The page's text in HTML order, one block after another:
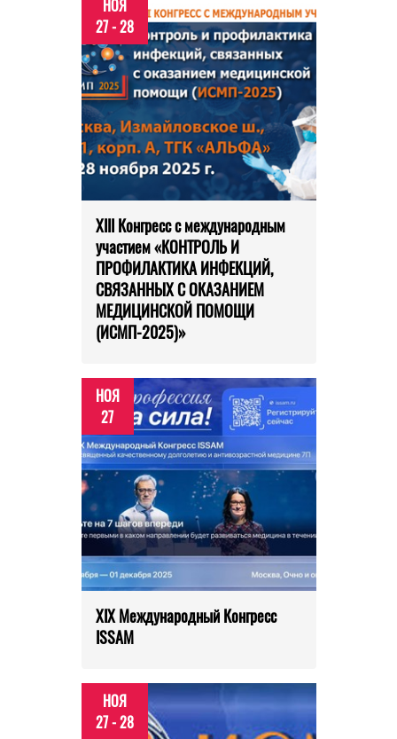
НОЯ
27 - 28
XIII Конгресс с международным
участием «КОНТРОЛЬ И
ПРОФИЛАКТИКА ИНФЕКЦИЙ,
СВЯЗАННЫХ С ОКАЗАНИЕМ
МЕДИЦИНСКОЙ ПОМОЩИ
(ИСМП-2025)»
НОЯ
27
XIX Международный Конгресс
ISSAM
НОЯ
27 - 28